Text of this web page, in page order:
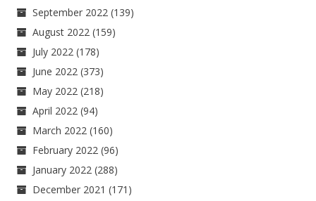
September 2022 (139)
August 2022 (159)
July 2022 (178)
June 2022 (373)
May 2022 (218)
April 2022 (94)
March 2022 (160)
February 2022 (96)
January 2022 (288)
December 2021 (171)